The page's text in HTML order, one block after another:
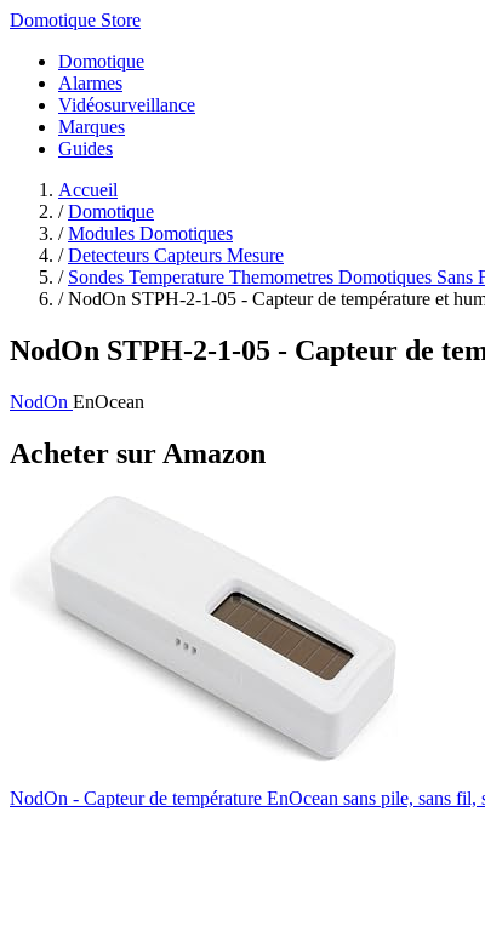
Domotique Store
Domotique
Alarmes
Vidéosurveillance
Marques
Guides
Accueil
/ Domotique
/ Modules Domotiques
/ Detecteurs Capteurs Mesure
/ Sondes Temperature Themometres Domotiques Sans
/ NodOn STPH-2-1-05 - Capteur de température et
NodOn STPH-2-1-05 - Capteur de
NodOn EnOcean
Acheter sur Amazon
NodOn - Capteur de température EnOcean sans pile, sans